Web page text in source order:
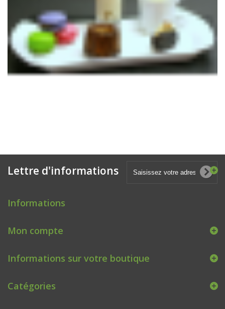
Lettre d'informations
Informations
Mon compte
Informations sur votre boutique
Catégories